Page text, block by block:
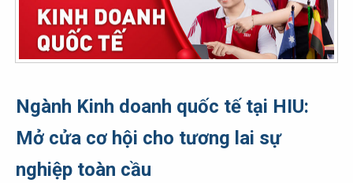
Ngành Kinh doanh quốc tế tại HIU:
Mở cửa cơ hội cho tương lai sự
nghiệp toàn cầu